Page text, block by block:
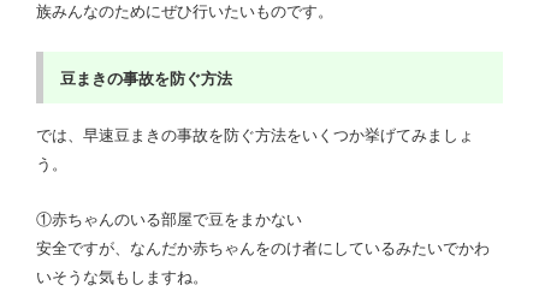
族みんなのためにぜひ行いたいものです。
豆まきの事故を防ぐ方法
では、早速豆まきの事故を防ぐ方法をいくつか挙げてみましょ
う。
①赤ちゃんのいる部屋で豆をまかない
安全ですが、なんだか赤ちゃんをのけ者にしているみたいでかわ
いそうな気もしますね。